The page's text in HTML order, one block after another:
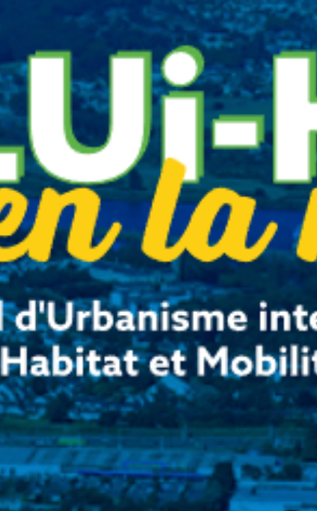
PARRAINAGE CIVIL
CIMETIÈRE
DÉTENTION DE CHIENS DANGEREUX
FORMULAIRES LES PLUS COURANTS